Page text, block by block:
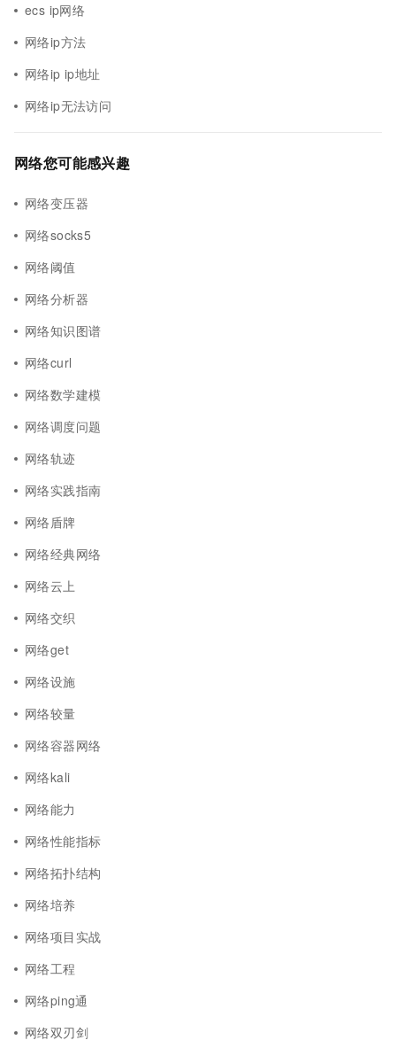
ecs ip网络
网络ip方法
网络ip ip地址
网络ip无法访问
网络您可能感兴趣
网络变压器
网络socks5
网络阈值
网络分析器
网络知识图谱
网络curl
网络数学建模
网络调度问题
网络轨迹
网络实践指南
网络盾牌
网络经典网络
网络云上
网络交织
网络get
网络设施
网络较量
网络容器网络
网络kali
网络能力
网络性能指标
网络拓扑结构
网络培养
网络项目实战
网络工程
网络ping通
网络双刃剑